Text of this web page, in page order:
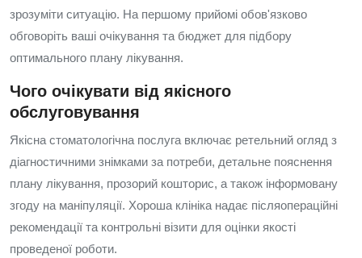
зрозуміти ситуацію. На першому прийомі обов'язково
обговоріть ваші очікування та бюджет для підбору
оптимального плану лікування.
Чого очікувати від якісного
обслуговування
Якісна стоматологічна послуга включає ретельний огляд з
діагностичними знімками за потреби, детальне пояснення
плану лікування, прозорий кошторис, а також інформовану
згоду на маніпуляції. Хороша клініка надає післяопераційні
рекомендації та контрольні візити для оцінки якості
проведеної роботи.